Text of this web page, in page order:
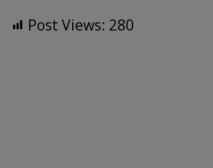
Post Views: 280